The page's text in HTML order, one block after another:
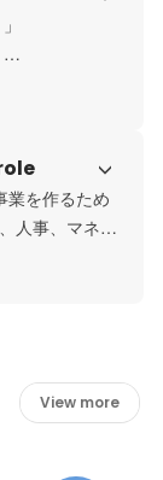
業を作るため
人事、マネジ
View more